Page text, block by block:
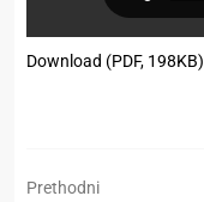
Download (PDF, 198KB)
Prethodni